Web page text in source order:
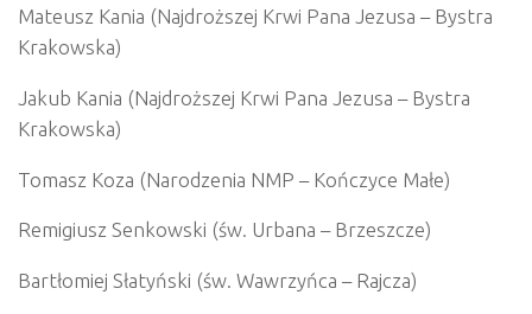
Mateusz Kania (Najdroższej Krwi Pana Jezusa – Bystra
Krakowska)
Jakub Kania (Najdroższej Krwi Pana Jezusa – Bystra
Krakowska)
Tomasz Koza (Narodzenia NMP – Kończyce Małe)
Remigiusz Senkowski (św. Urbana – Brzeszcze)
Bartłomiej Słatyński (św. Wawrzyńca – Rajcza)